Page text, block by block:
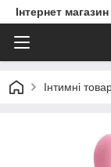
Інтернет
Інтимні